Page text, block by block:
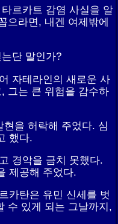
르카트 감염 사실을 알
으라면, 내겐 여제밖에
단 말인가?
자테라인의 새로운 사
그는 큰 위험을 감수하
을 허락해 주었다. 심
했다.
경악을 금치 못했다.
제공해 주었다.
카탄은 유민 신세를 벗
수 있게 되는 그날까지,